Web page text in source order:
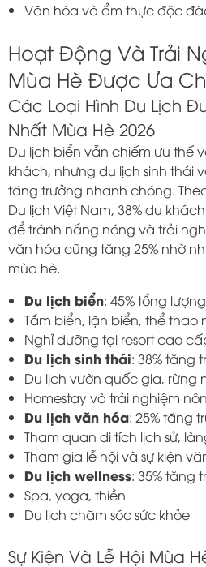
Văn hóa và ẩm thực độc
Hoạt Động Và Trải
Mùa Hè Được Ưa
Các Loại Hình Du Lịch
Nhất Mùa Hè 2026
Du lịch biển vẫn chiếm ưu thế
khách, nhưng du lịch sinh thái
tăng trưởng nhanh chóng.
Du lịch Việt Nam, 38% du
để tránh nắng nóng và trải
văn hóa cũng tăng 25% nhờ
mùa hè.
Du lịch biển: 45% tổng
Tắm biển, lặn biển, thể thao
Nghỉ dưỡng tại resort cao
Du lịch sinh thái: 38% tăng
Du lịch vườn quốc gia, rừng
Homestay và trải nghiệm
Du lịch văn hóa: 25% tăng
Tham quan di tích lịch sử,
Tham gia lễ hội và sự kiện
Du lịch wellness: 35% tăng
Spa, yoga, thiền
Du lịch chăm sóc sức khỏe
Sự Kiện Và Lễ Hội Mùa